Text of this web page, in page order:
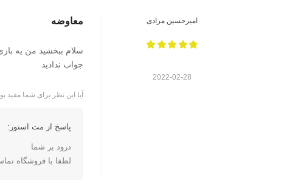
امیرحسین مرادی
2022-02-28
معاوضه
سلام ببخشید من یه
جواب ندادید
آیا این نظر برای شما مفید
پاسخ از مت استور:
درود بر شما
لطفا با فروشگاه